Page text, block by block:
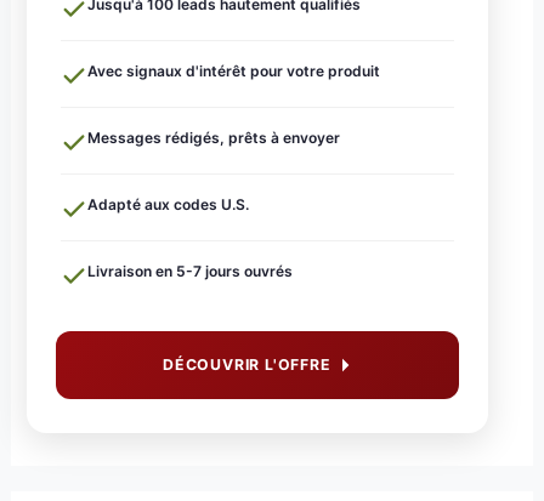
Jusqu'à 100 leads hautement qualifiés
Avec signaux d'intérêt pour votre produit
Messages rédigés, prêts à envoyer
Adapté aux codes U.S.
Livraison en 5-7 jours ouvrés
DÉCOUVRIR L'OFFRE